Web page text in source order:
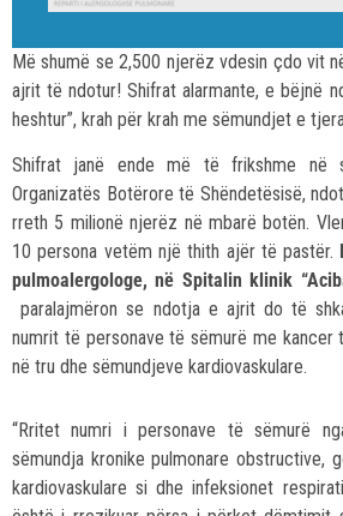
Më shumë se 2,500 njerëz vdesin çdo vit
ajrit të ndotur! Shifrat alarmante, e bëjnë
heshtur”, krah për krah me sëmundjet e
Shifrat janë ende më të frikshme në
Organizatës Botërore të Shëndetësisë,
rreth 5 milionë njerëz në mbarë botën.
10 persona vetëm një thith ajër të pastër.
pulmoalergologe, në Spitalin klinik
paralajmëron se ndotja e ajrit do të
numrit të personave të sëmurë me kancer
në tru dhe sëmundjeve kardiovaskulare.
“Rritet numri i personave të sëmurë
sëmundja kronike pulmonare obstructive,
kardiovaskulare si dhe infeksionet